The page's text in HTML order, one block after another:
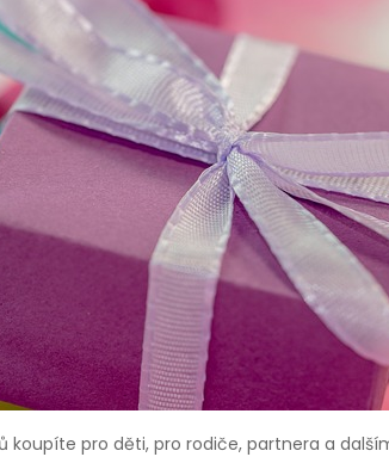
koupíte pro děti, pro rodiče, partnera a